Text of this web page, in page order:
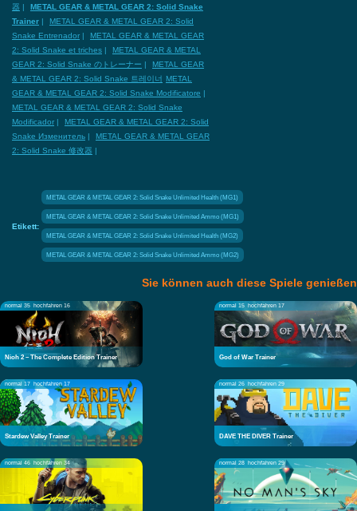
器 |
METAL GEAR & METAL GEAR 2: Solid Snake
Trainer |
METAL GEAR & METAL GEAR 2: Solid
Snake Entrenador |
METAL GEAR & METAL GEAR
2: Solid Snake et triches |
METAL GEAR & METAL
GEAR 2: Solid Snake のトレーナー |
METAL GEAR
& METAL GEAR 2: Solid Snake 트레이너 METAL
GEAR & METAL GEAR 2: Solid Snake Modificatore |
METAL GEAR & METAL GEAR 2: Solid Snake
Modificador |
METAL GEAR & METAL GEAR 2: Solid
Snake Изменитель |
METAL GEAR & METAL GEAR
2: Solid Snake 修改器 |
Etikett:
METAL GEAR & METAL GEAR 2: Solid Snake Unlimited Health (MG1)
METAL GEAR & METAL GEAR 2: Solid Snake Unlimited Ammo (MG1)
METAL GEAR & METAL GEAR 2: Solid Snake Unlimited Health (MG2)
METAL GEAR & METAL GEAR 2: Solid Snake Unlimited Ammo (MG2)
Sie können auch diese Spiele genießen
normal 35 hochfahren 16
Nioh 2 – The Complete Edition Trainer
normal 15 hochfahren 17
God of War Trainer
normal 17 hochfahren 17
Stardew Valley Trainer
normal 26 hochfahren 29
DAVE THE DIVER Trainer
normal 46 hochfahren 34 normal 28 hochfahren 29